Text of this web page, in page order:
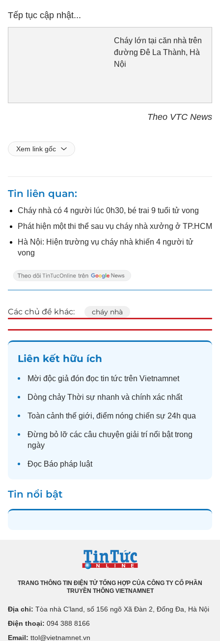
Tếp tục cập nhật...
Cháy lớn tại căn nhà trên
đường Đê La Thành, Hà
Nội
Theo VTC News
Xem link gốc
Tin liên quan
Cháy nhà có 4 người lúc 0h30, bé trai 9 tuổi tử vong
Phát hiện một thi thể sau vụ cháy nhà xưởng ở TP.HCM
Hà Nội: Hiện trường vụ cháy nhà khiến 4 người tử
vong
Các chủ đề khác: cháy nhà
Liên kết hữu ích
Mời độc giả đón đọc tin tức trên Vietnamnet
Dòng chảy Thời sự nhanh và chính xác nhất
Toàn cảnh thế giới, điểm nóng chiến sự 24h qua
Đừng bỏ lỡ các câu chuyện giải trí nổi bật trong
ngày
Đọc Báo pháp luật
Tin nổi bật
TRANG THÔNG TIN ĐIỆN TỬ TỔNG HỢP CỦA CÔNG TY CỔ PHẦN
TRUYỀN THÔNG VIETNAMNET
Địa chỉ: Tòa nhà C’land, số 156 ngõ Xã Đàn 2, Đống Đa, Hà Nội
Điện thoại: 094 388 8166
Email: ttol@vietnamnet.vn